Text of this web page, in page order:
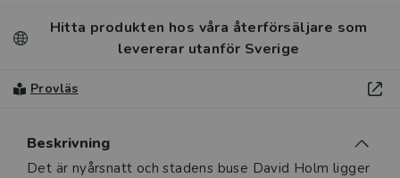
Hitta produkten hos våra återförsäljare som
levererar utanför Sverige
Provläs
Beskrivning
Beskrivning
Det är nyårsnatt och stadens buse David Holm ligger